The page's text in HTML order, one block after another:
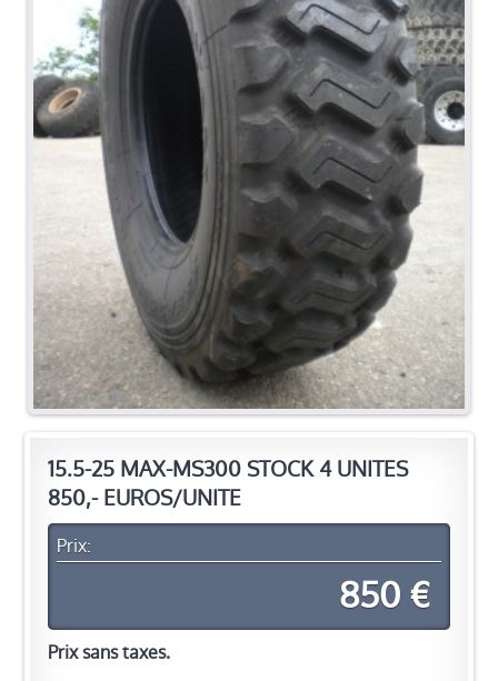
15.5-25 MAX-MS300 STOCK 4 UNITES
850,- EUROS/UNITE
Prix:
850 €
Prix ​​sans taxes.